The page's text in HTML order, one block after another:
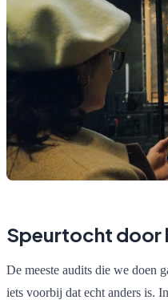
Speurtocht door
De meeste audits die we doen
iets voorbij dat echt anders is.